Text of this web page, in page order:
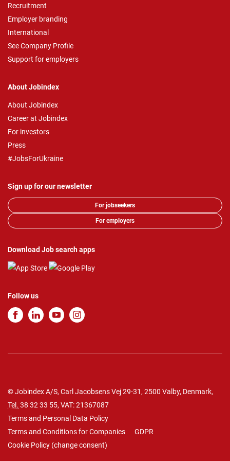
Recruitment
Employer branding
International
See Company Profile
Support for employers
About Jobindex
About Jobindex
Career at Jobindex
For investors
Press
#JobsForUkraine
Sign up for our newsletter
For jobseekers
For employers
Download Job search apps
Follow us
© Jobindex A/S, Carl Jacobsens Vej 29-31, 2500 Valby, Denmark,
Tel. 38 32 33 55, VAT: 21367087
Terms and Personal Data Policy
Terms and Conditions for Companies
GDPR
Cookie Policy (change consent)